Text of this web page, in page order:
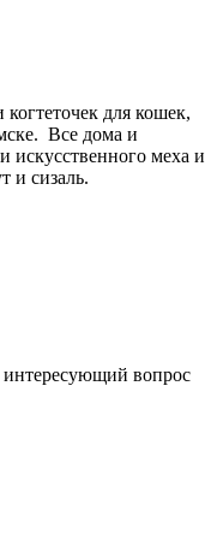
для кошек,
Все дома и
искусственного меха и
и сизаль.
вопрос